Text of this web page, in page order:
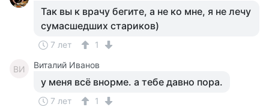
Так вы к врачу бегите, а не ко мне, я не лечу
сумасшедших стариков)
7 лет 1
ВИ Виталий Иванов
у меня всё внорме. а тебе давно пора.
7 лет
1